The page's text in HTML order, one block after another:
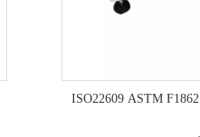
ISO22609 ASTM F1862 قناع الوجه الطبي اختبار اختراق الدم